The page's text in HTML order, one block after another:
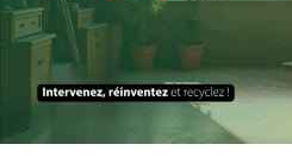
Recyclimage |
Scope 4
Carbone Climat